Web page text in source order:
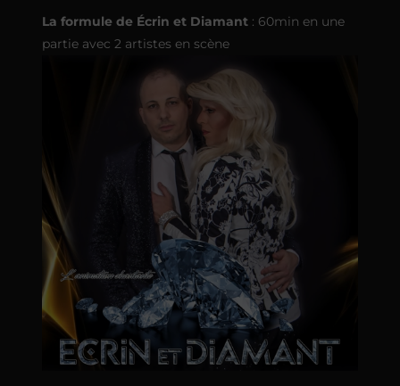
La formule de Écrin et Diamant: 60min en une
partie avec 2 artistes en scène